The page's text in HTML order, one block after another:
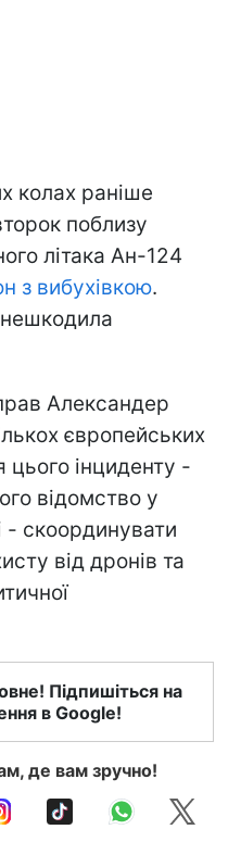
колах раніше
поблизу
літака Ан-124
з вибухівкою.
Александер
європейських
цього інциденту -
відомство у
- скоординувати
від дронів та
Підпишіться на
в Google!
де вам зручно!